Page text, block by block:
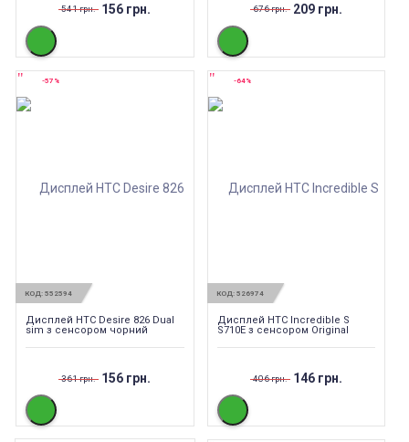
541 грн. 156 грн. 676 грн. 209 грн.
КОД: 552594
-57%
Дисплей HTC Desire 826 Dual
sim з сенсором чорний
361 грн. 156 грн.
КОД: 526974
-64%
Дисплей HTC Incredible S
S710E з сенсором Original
406 грн. 146 грн.